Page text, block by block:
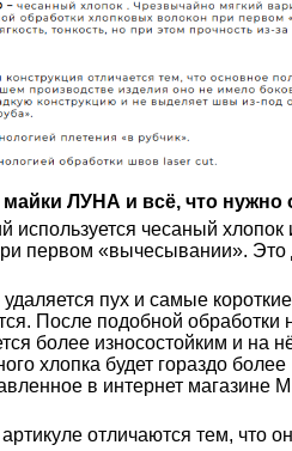
ЛУНА и всё, что нужно
используется чесаный
первом «вычесывании». Это
пух и самые
После подобной обработки
более износостойким и на
хлопка будет гораздо
в интернет магазине
отличаются тем, что